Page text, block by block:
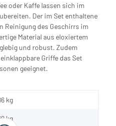
oder Kaffe lassen sich im
Der im Set enthaltene
Reinigung des Geschirrs im
Material aus eloxiertem
und robust. Zudem
Griffe das Set
geeignet.
kg
kg